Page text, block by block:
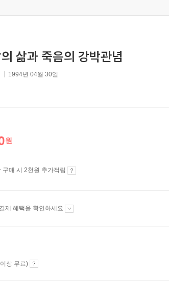
삶과 죽음의 강박관념
1994년 04월 30일
원
구매 시 2천원 추가적립
제 혜택을 확인하세요
상 무료)